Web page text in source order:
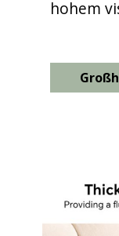
hohem